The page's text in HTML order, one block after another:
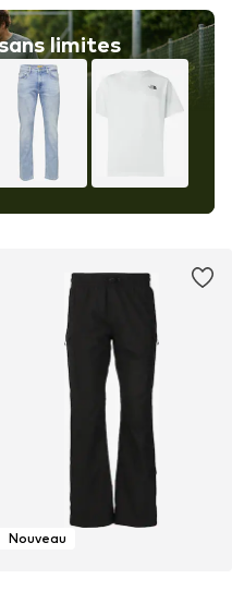
limites
Nouveau